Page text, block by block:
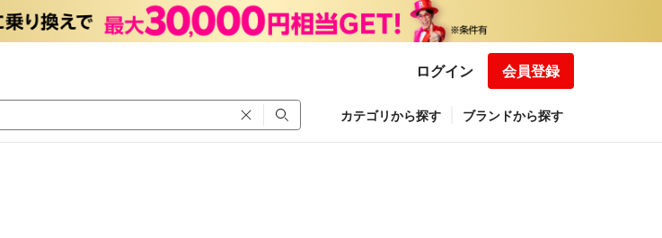
ログイン 会員登録
カテゴリから探す ブランドから探す